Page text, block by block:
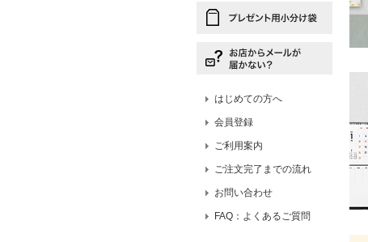
はじめての方へ
会員登録
ご利用案内
ご注文完了までの流れ
お問い合わせ
FAQ：よくあるご質問